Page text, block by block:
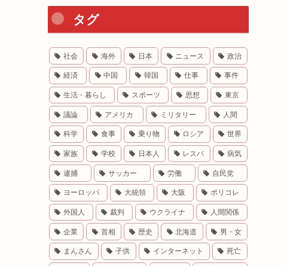
タグ
社会 海外 日本 ニュース 政治
経済 中国 韓国 仕事 事件
生活・暮らし スポーツ 思想 東京
議論 アメリカ ミリタリー 人間
科学 食事 乗り物 ロシア 世界
家族 学校 日本人 レスバ 病気
逮捕 サッカー 労働 自民党
ヨーロッパ 大統領 大阪 ポリコレ
外国人 裁判 ウクライナ 人間関係
企業 首相 歴史 北海道 男・女
まんさん 子供 インターネット 死亡